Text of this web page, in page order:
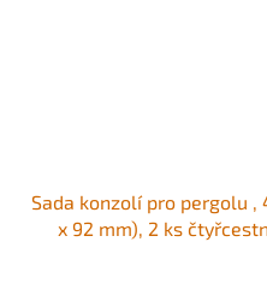
Sada konzolí pro pergolu
x 92 mm), 2 ks
trámy pro altány, terasy,